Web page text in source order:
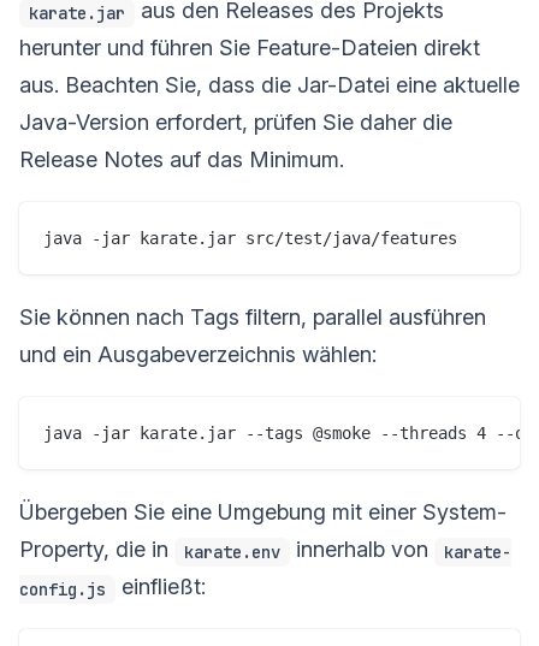
karate.jar
aus den Releases des Projekts
herunter und führen Sie Feature-Dateien direkt
aus. Beachten Sie, dass die Jar-Datei eine aktuelle
Java-Version erfordert, prüfen Sie daher die
Release Notes auf das Minimum.
Sie können nach Tags filtern, parallel ausführen
und ein Ausgabeverzeichnis wählen:
Übergeben Sie eine Umgebung mit einer System-
Property, die in
karate.env innerhalb von
karate-
config.js
einfließt: